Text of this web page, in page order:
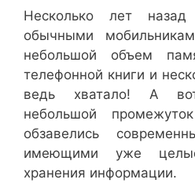
Несколько лет
обычными
небольшой объем
телефонной книги и
ведь хватало! А
небольшой
обзавелись
имеющими уже
хранения информации.